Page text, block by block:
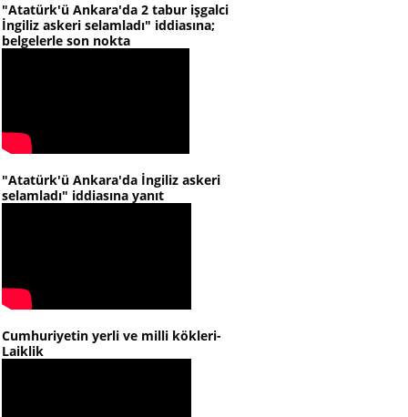
"Atatürk'ü Ankara'da 2 tabur işgalci
İngiliz askeri selamladı" iddiasına;
belgelerle son nokta
"Atatürk'ü Ankara'da İngiliz askeri
selamladı" iddiasına yanıt
Cumhuriyetin yerli ve milli kökleri-
Laiklik